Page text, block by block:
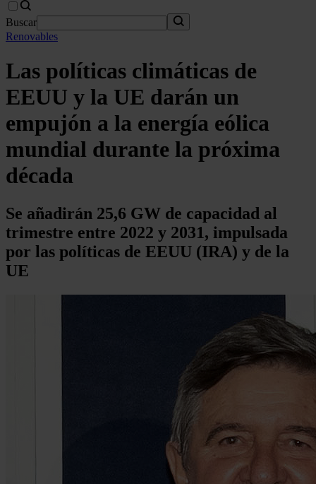
Buscar
Renovables
Las políticas climáticas de
EEUU y la UE darán un
empujón a la energía eólica
mundial durante la próxima
década
Se añadirán 25,6 GW de capacidad al
trimestre entre 2022 y 2031, impulsada
por las políticas de EEUU (IRA) y de la
UE